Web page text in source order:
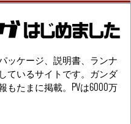
ッケージ、説明書、ランナ
ているサイトです。ガンダ
もたまに掲載。PVは6000万